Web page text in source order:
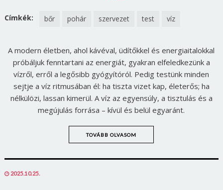
FACEBOOK
TWITTER
Címkék: bőr pohár szervezet test víz
A modern életben, ahol kávéval, üdítőkkel és energiaitalokkal
próbáljuk fenntartani az energiát, gyakran elfeledkezünk a
vízről, erről a legősibb gyógyítóról. Pedig testünk minden
sejtje a víz ritmusában él: ha tiszta vizet kap, életerős; ha
nélkülözi, lassan kimerül. A víz az egyensúly, a tisztulás és a
megújulás forrása – kívül és belül egyaránt.
TOVÁBB OLVASOM
POSTED
2025.10.25.